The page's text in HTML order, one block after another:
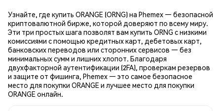
Узнайте, где купить ORANGE (ORNG) на Phemex — безопасной
криптовалютной бирже, которой доверяют по всему миру.
Эти три простых шага позволят вам купить ORNG с низкими
комиссиями с помощью кредитных карт, дебетовых карт,
банковских переводов или сторонних сервисов — без
минимальных сумм и лишних хлопот. Благодаря
двухфакторной аутентификации (2FA), проверкам резервов
и защите от фишинга, Phemex — это самое безопасное
место для покупки ORANGE и лучшее место для покупки
ORANGE онлайн.